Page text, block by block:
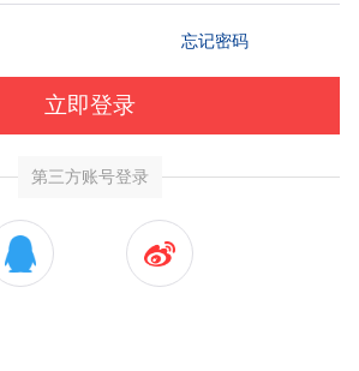
忘记密码
立即登录
第三方账号登录